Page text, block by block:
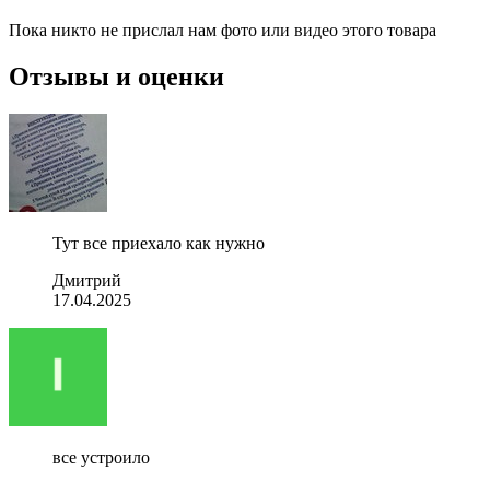
Пока никто не прислал нам фото или видео этого товара
Отзывы и оценки
Тут все приехало как нужно
Дмитрий
17.04.2025
все устроило